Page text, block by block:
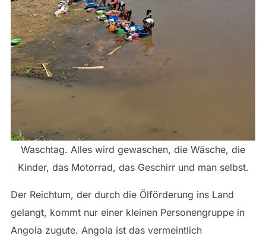
Waschtag. Alles wird gewaschen, die Wäsche, die
Kinder, das Motorrad, das Geschirr und man selbst.
Der Reichtum, der durch die Ölförderung ins Land
gelangt, kommt nur einer kleinen Personengruppe in
Angola zugute. Angola ist das vermeintlich